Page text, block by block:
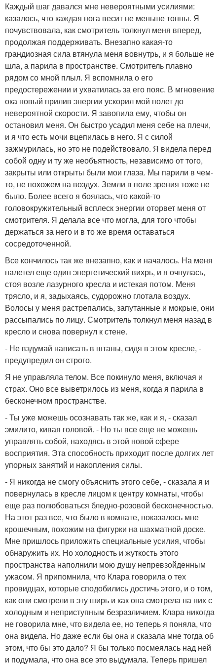
Каждый шаг давался мне невероятными усилиями:
казалось, что каждая нога весит не меньше тонны. Я
почувствовала, как смотритель толкнул меня вперед,
продолжая поддерживать. Внезапно какая-то
грандиозная сила втянула меня вовнутрь, и я больше не
шла, а парила в пространстве. Смотритель плавно
рядом со мной плыл. Я вспомнила о его
предостережении и ухватилась за его пояс. В мгновение
ока новый прилив энергии ускорил мой полет до
невероятной скорости. Я завопила ему, чтобы он
остановил меня. Он быстро усадил меня себе на плечи,
и я что есть мочи вцепилась в него. Я с силой
зажмурилась, но это не подействовало. Я видела перед
собой одну и ту же необъятность, независимо от того,
закрыты или открыты были мои глаза. Мы парили в чем-
то, не похожем на воздух. Земли в поле зрения тоже не
было. Более всего я боялась, что какой-то
головокружительный всплеск энергии оторвет меня от
смотрителя. Я делала все что могла, для того чтобы
держаться за него и в то же время оставаться
сосредоточенной.
Все кончилось так же внезапно, как и началось. На меня
налетел еще один энергетический вихрь, и я очнулась,
стоя возле лазурного кресла и истекая потом. Меня
трясло, и я, задыхаясь, судорожно глотала воздух.
Волосы у меня растрепались, запутанные и мокрые, они
рассыпались по лицу. Смотритель толкнул меня назад в
кресло и снова повернул к стене.
- Не вздумай написать в штаны, сидя в этом кресле, -
предупредил он строго.
Я не управляла телом. Все покинуло меня, включая и
страх. Оно все выветрилось из меня, когда я парила в
бесконечном пространстве.
- Ты уже можешь осознавать так же, как и я, - сказал
эмилито, кивая головой. - Но ты все еще не можешь
управлять собой, находясь в этой новой сфере
восприятия. Эта способность приходит после долгих лет
упорных занятий и накопления силы.
- Я никогда не смогу объяснить этого себе, - сказала я и
повернулась в кресле лицом к центру комнаты, чтобы
еще раз полюбоваться бледно-розовой бесконечностью.
На этот раз все, что было в комнате, показалось мне
крошечным, похожим на фигурки на шахматной доске.
Мне пришлось приложить специальные усилия, чтобы
обнаружить их. Но холодность и жуткость этого
пространства наполнили мою душу непревзойденным
ужасом. Я припомнила, что Клара говорила о тех
провидцах, которые сподобились достичь этого, и о том,
как они смотрели в эту ширь и как она смотрела на них с
холодным и неприступным безразличием. Клара никогда
не говорила мне, что видела ее, но теперь я поняла, что
она видела. Но даже если бы она и сказала мне тогда об
этом, что бы это дало? Я бы только посмеялась над ней
и подумала, что она все это выдумала. Теперь пришел